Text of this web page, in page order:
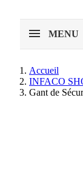
MENU
Accueil
INFACO
Gant de